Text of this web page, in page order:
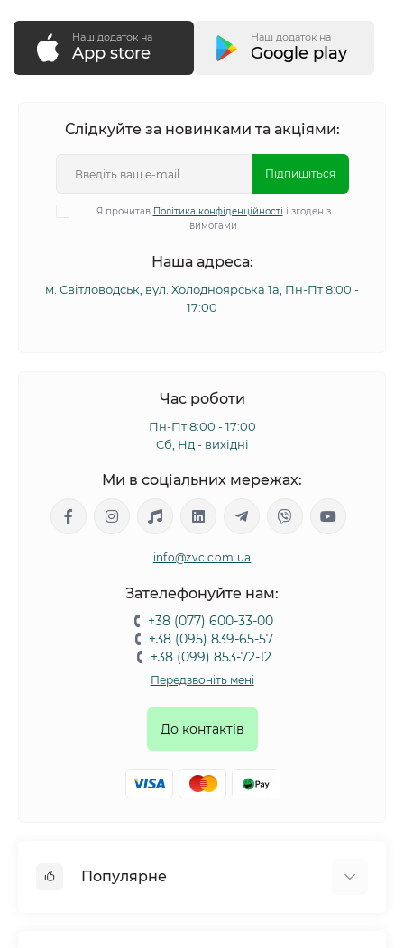
Наш додаток на
App store
Наш додаток на
Google play
Слідкуйте за новинками та акціями:
Підпишіться
Я прочитав Політика конфіденційності і згоден з
вимогами
Наша адреса:
м. Світловодськ, вул. Холодноярська 1а, Пн-Пт 8:00 -
17:00
Час роботи
Пн-Пт 8:00 - 17:00
Сб, Нд - вихідні
Ми в соціальних мережах:
info@zvc.com.ua
Зателефонуйте нам:
+38 (077) 600-33-00
+38 (095) 839-65-57
+38 (099) 853-72-12
Передзвоніть мені
До контактів
Популярне